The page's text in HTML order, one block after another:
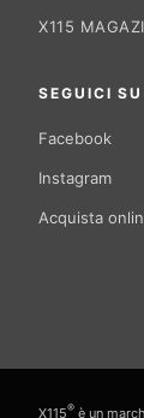
X115
SEGUICI SU
Facebook
Instagram
Acquista
X115® è un